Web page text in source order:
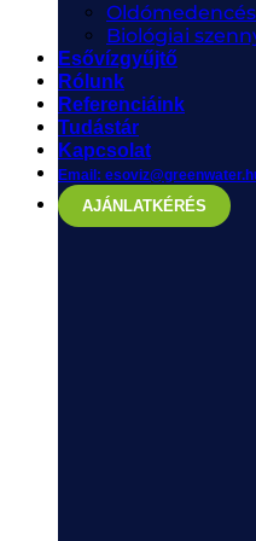
Biológiai
Esővízgyűjtő
Rólunk
Referenciáink
Tudástár
Kapcsolat
Email:
AJÁNLATKÉRÉS